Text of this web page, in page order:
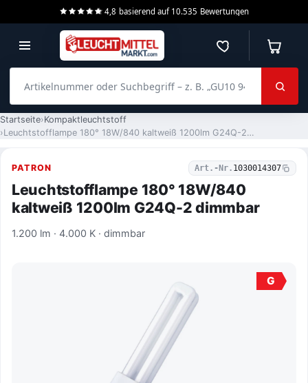
4,8 basierend auf 10.535 Bewertungen
Merkzettel
Startseite Kompaktleuchtstoff
Leuchtstofflampe 180° 18W/840 kaltweiß 1200lm G24Q-2 dimmbar
PATRON Art.-Nr. 1030014307
Leuchtstofflampe 180° 18W/840
kaltweiß 1200lm G24Q-2 dimmbar
1.200 lm · 4.000 K · dimmbar
G